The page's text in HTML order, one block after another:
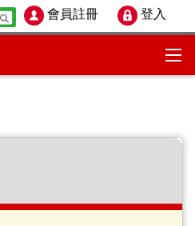
會員註冊 登入